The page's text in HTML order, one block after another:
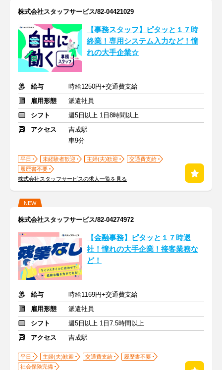
株式会社スタッフサービス/82-04421029
【事務スタッフ】ピタッと１７時
終業！専用システム入力など！憧
れの大手企業☆
給与
時給1250円+交通費支給
雇用形態
派遣社員
シフト
週5日以上 1日8時間以上
アクセス
吉成駅
車9分
平日 未経験者歓迎 主婦(夫)歓迎
交通費支給
履歴書不要
株式会社スタッフサービスの求人一覧を見る
NEW
株式会社スタッフサービス/82-04274972
【金融事務】ピタッと１７時退
社！憧れの大手企業！接客業務な
ど！
給与
時給1169円+交通費支給
雇用形態
派遣社員
シフト
週5日以上 1日7.5時間以上
アクセス
吉成駅
平日 主婦(夫)歓迎 交通費支給
履歴書不要
社会保険完備